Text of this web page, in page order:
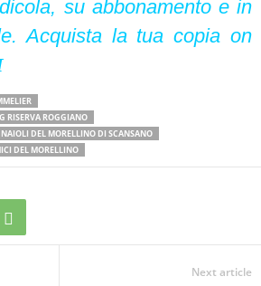
su abbonamento e in
Acquista la tua copia on
RISERVA ROGGIANO
DEL MORELLINO DI SCANSANO
DEL MORELLINO
Next article